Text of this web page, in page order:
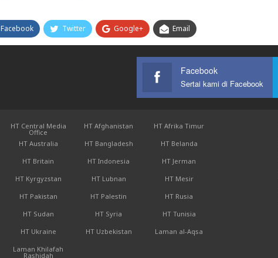
Facebook Twitter Google+ Email
Facebook
Sertai kami di Facebook
HT Central Media
Office
HT Afghanistan
HT Afrika Timur
HT Australia HT Bangladesh
HT Belanda
HT Britain HT Indonesia
HT Jerman
HT Kyrgyzstan HT Lubnan
HT Mesir
HT Pakistan HT Palestin
HT Rusia
HT Sudan HT Syria
HT Tunisia
HT Ukraine HT Uzbekistan
Laman al-Aqsa
Laman Khilafah
Rashidah